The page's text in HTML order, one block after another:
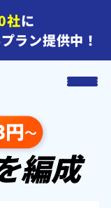
社に
ラン提供中！
編成
～